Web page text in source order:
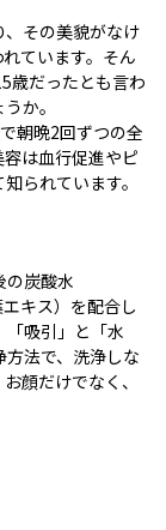
その美貌がなけ
ています。そん
歳だったとも言わ
か。
朝晩2回ずつの全
は血行促進やピ
られています。
炭酸水
キス）を配合し
「吸引」と「水
法で、洗浄しな
顔だけでなく、